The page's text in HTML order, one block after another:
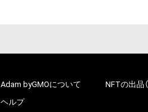
Adam byGMOについて
ヘルプ
NFTの出品（